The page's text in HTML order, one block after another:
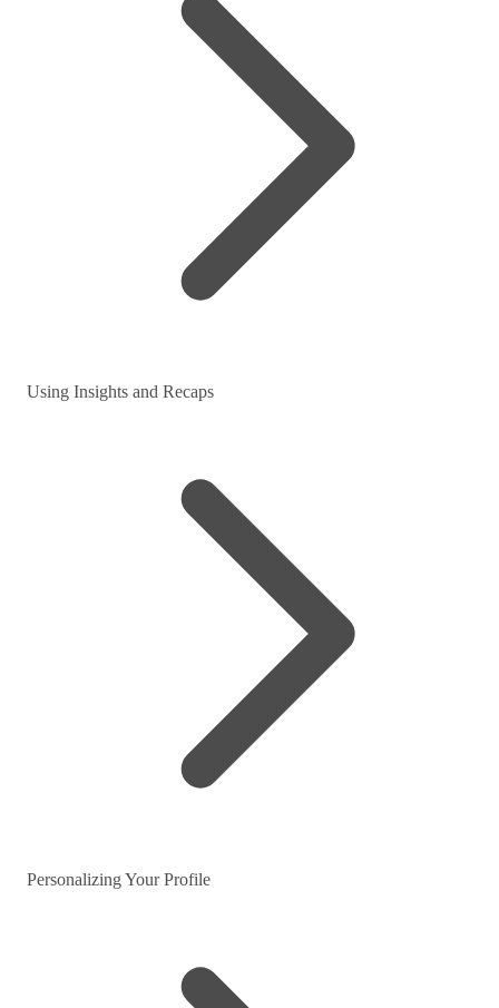
Using Insights and Recaps
Personalizing Your Profile